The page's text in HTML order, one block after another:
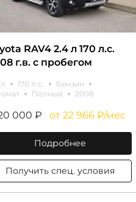
RAV4 2.4 л 170 л.с.
г.в. с пробегом
170 л.с.
Бензин
Полный 2008
000 ₽ от 22 966 ₽/мес
Подробнее
Получить спец. условия